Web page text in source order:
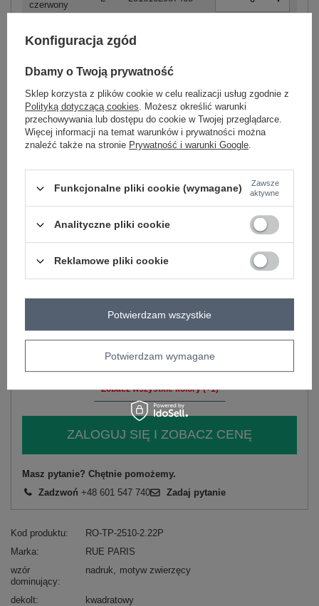
czerwony
wielokolorowy
S 2016102988137
M 2016102988144 - +
ciemny niebieski
+
M 2016102987420 - +
- +
Zobacz wszystkie kolory (+1)
ZALOGUJ SIĘ I ZOBACZ CENĘ
Masz pytanie? Chętnie pomożemy.
Zadzwoń +48 601 547 740 Zadaj pytanie
Kod produktu
RO-TP-2510-2.22P
Marka
RUE PARIS
wzór
dominujący
nadruk motyw zwierzęcy
dekolt
kwadratowy
Konfiguracja zgód
Dbamy o Twoją prywatność
Sklep korzysta z plików cookie w celu realizacji usług zgodnie z
Polityką dotyczącą cookies. Możesz określić warunki
przechowywania lub dostępu do cookie w Twojej przeglądarce.
Więcej informacji na temat warunków i prywatności można
znaleźć także na stronie Prywatność i warunki Google.
Funkcjonalne pliki cookie (wymagane)
Zawsze
aktywne
Analityczne pliki cookie
Reklamowe pliki cookie
Potwierdzam wymagane
Potwierdzam wszystkie